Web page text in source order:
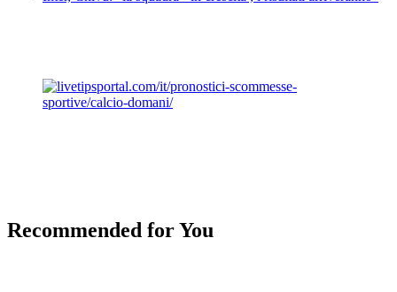
Recommended for You